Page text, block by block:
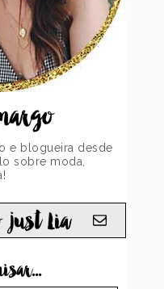
e blogueira desde
sobre moda,
just Lia